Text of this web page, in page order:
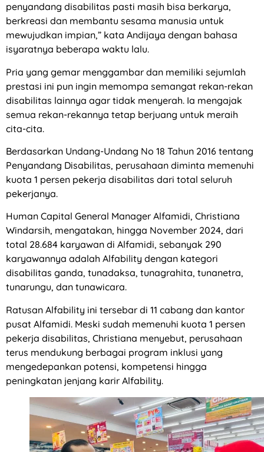
penyandang disabilitas pasti masih bisa berkarya,
berkreasi dan membantu sesama manusia untuk
mewujudkan impian,” kata Andijaya dengan bahasa
isyaratnya beberapa waktu lalu.
Pria yang gemar menggambar dan memiliki sejumlah
prestasi ini pun ingin memompa semangat rekan-rekan
disabilitas lainnya agar tidak menyerah. Ia mengajak
semua rekan-rekannya tetap berjuang untuk meraih
cita-cita.
Berdasarkan Undang-Undang No 18 Tahun 2016 tentang
Penyandang Disabilitas, perusahaan diminta memenuhi
kuota 1 persen pekerja disabilitas dari total seluruh
pekerjanya.
Human Capital General Manager Alfamidi, Christiana
Windarsih, mengatakan, hingga November 2024, dari
total 28.684 karyawan di Alfamidi, sebanyak 290
karyawannya adalah Alfability dengan kategori
disabilitas ganda, tunadaksa, tunagrahita, tunanetra,
tunarungu, dan tunawicara.
Ratusan Alfability ini tersebar di 11 cabang dan kantor
pusat Alfamidi. Meski sudah memenuhi kuota 1 persen
pekerja disabilitas, Christiana menyebut, perusahaan
terus mendukung berbagai program inklusi yang
mengedepankan potensi, kompetensi hingga
peningkatan jenjang karir Alfability.